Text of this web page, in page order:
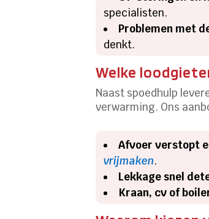
specialisten.
Problemen met
denkt.
Welke
Naast spoedhulp
verwarming. Ons
Afvoer verstopt
vrijmaken.
Lekkage snel
Kraan, cv of